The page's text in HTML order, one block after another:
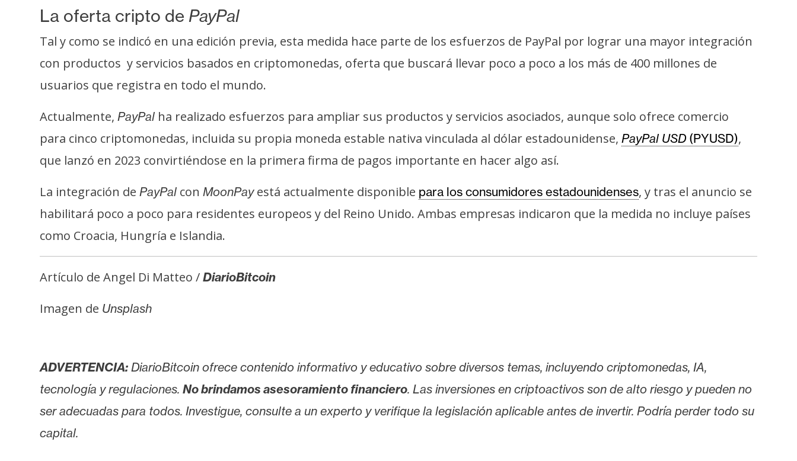
n
t
c
t
y
P
b
i
c
i
d
La oferta cripto de PayPal
Tal y como se indicó en una edición previa, esta medida hace parte de los esfuerzos de PayPal por lograr una mayor integración
con productos y servicios basados en criptomonedas, oferta que buscará llevar poco a poco a los más de 400 millones de
usuarios que registra en todo el mundo.
Actualmente, PayPal ha realizado esfuerzos para ampliar sus productos y servicios asociados, aunque solo ofrece comercio
para cinco criptomonedas, incluida su propia moneda estable nativa vinculada al dólar estadounidense, PayPal USD (PYUSD),
que lanzó en 2023 convirtiéndose en la primera firma de pagos importante en hacer algo así.
La integración de PayPal con MoonPayestá actualmente disponible para los consumidores estadounidenses, y tras el anuncio se
habilitará poco a poco para residentes europeos y del Reino Unido. Ambas empresas indicaron que la medida no incluye países
como Croacia, Hungría e Islandia.
Artículo de Angel Di Matteo / DiarioBitcoin
Imagen de Unsplash
ADVERTENCIA: DiarioBitcoin ofrece contenido informativo y educativo sobre diversos temas, incluyendo criptomonedas, IA,
tecnología y regulaciones. No brindamos asesoramiento financiero. Las inversiones en criptoactivos son de alto riesgo y pueden no
ser adecuadas para todos. Investigue, consulte a un experto y verifique la legislación aplicable antes de invertir. Podría perder todo su
capital.